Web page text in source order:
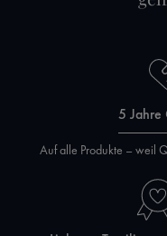
5 Jahre
Auf alle Produkte – weil